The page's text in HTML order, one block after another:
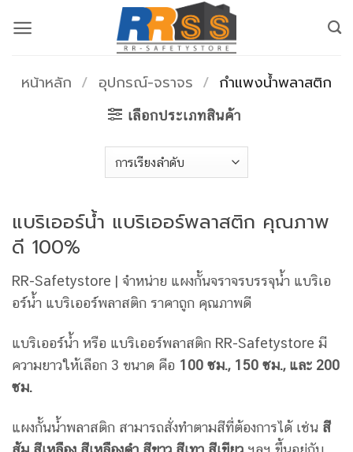
ไป
เนื้อหาหน้าหลัก / อุปกรณ์-จราจร / กำแพงน้ำพลาสติก
เลือกประเภทสินค้า
แบริเออร์น้ำ แบริเออร์พลาสติก คุณภาพ
ดี 100%
RR-Safetystore | จำหน่าย แผงกั้นจราจรบรรจุน้ำ แบริเอ
อร์น้ำ แบริเออร์พลาสติก ราคาถูก คุณภาพดี
แบริเออร์น้ำ หรือ แบริเออร์พลาสติก RR-Safetystore มี
ความยาวให้เลือก 3 ขนาด คือ 100 ซม., 150 ซม., และ 200
ซม.
แผงกั้นน้ำพลาสติก สามารถสั่งทำตามสีที่ต้องการได้ เช่น สี